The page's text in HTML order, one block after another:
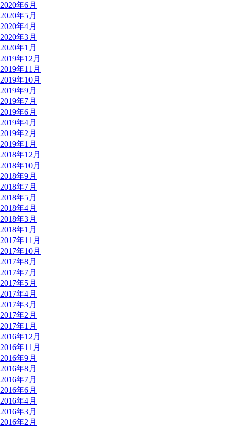
2020年6月
2020年5月
2020年4月
2020年3月
2020年1月
2019年12月
2019年11月
2019年10月
2019年9月
2019年7月
2019年6月
2019年4月
2019年2月
2019年1月
2018年12月
2018年10月
2018年9月
2018年7月
2018年5月
2018年4月
2018年3月
2018年1月
2017年11月
2017年10月
2017年8月
2017年7月
2017年5月
2017年4月
2017年3月
2017年2月
2017年1月
2016年12月
2016年11月
2016年9月
2016年8月
2016年7月
2016年6月
2016年4月
2016年3月
2016年2月